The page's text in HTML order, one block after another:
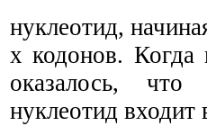
нуклеотид,
х кодонов. Когда
оказалось,
нуклеотид входит